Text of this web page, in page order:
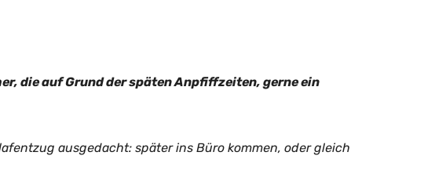
die auf Grund der späten Anpfiffzeiten, gerne ein
ausgedacht: später ins Büro kommen, oder gleich